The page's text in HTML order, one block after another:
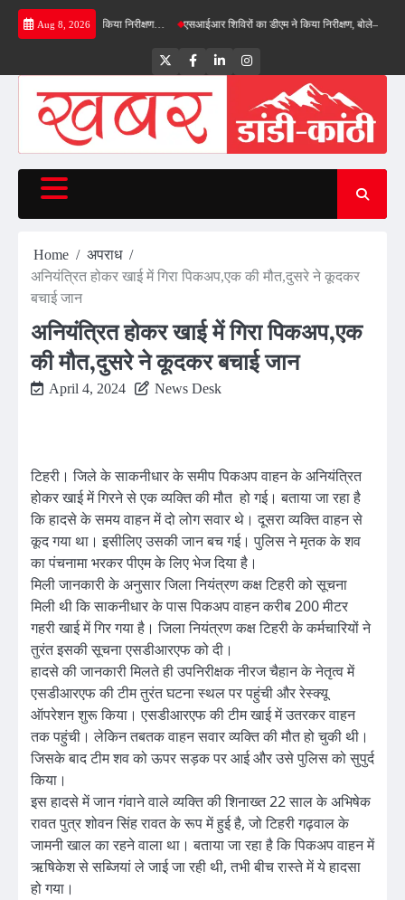
Skip
Aug 8, 2026
का डीएम ने किया निरीक्षण… एसआईआर शिविरों का डीएम ने किया निरीक्षण, बोले—कोई पात्र
TwitterFacebookLinkedInInstagram
Home
अपराध
अनियंत्रित होकर खाई में गिरा पिकअप,एक की मौत,दुसरे ने कूदकर
बचाई जान
अनियंत्रित होकर खाई में गिरा पिकअप,एक
की मौत,दुसरे ने कूदकर बचाई जान
April 4, 2024 News Desk
टिहरी। जिले के साकनीधार के समीप पिकअप वाहन के अनियंत्रित
होकर खाई में गिरने से एक व्यक्ति की मौत हो गई। बताया जा रहा है
कि हादसे के समय वाहन में दो लोग सवार थे। दूसरा व्यक्ति वाहन से
कूद गया था। इसीलिए उसकी जान बच गई। पुलिस ने मृतक के शव
का पंचनामा भरकर पीएम के लिए भेज दिया है।
मिली जानकारी के अनुसार जिला नियंत्रण कक्ष टिहरी को सूचना
मिली थी कि साकनीधार के पास पिकअप वाहन करीब 200 मीटर
गहरी खाई में गिर गया है। जिला नियंत्रण कक्ष टिहरी के कर्मचारियों ने
तुरंत इसकी सूचना एसडीआरएफ को दी।
हादसे की जानकारी मिलते ही उपनिरीक्षक नीरज चैहान के नेतृत्व में
एसडीआरएफ की टीम तुरंत घटना स्थल पर पहुंची और रेस्क्यू
ऑपरेशन शुरू किया। एसडीआरएफ की टीम खाई में उतरकर वाहन
तक पहुंची। लेकिन तबतक वाहन सवार व्यक्ति की मौत हो चुकी थी।
जिसके बाद टीम शव को ऊपर सड़क पर आई और उसे पुलिस को सुपुर्द
किया।
इस हादसे में जान गंवाने वाले व्यक्ति की शिनाख्त 22 साल के अभिषेक
रावत पुत्र शोवन सिंह रावत के रूप में हुई है, जो टिहरी गढ़वाल के
जामनी खाल का रहने वाला था। बताया जा रहा है कि पिकअप वाहन में
ऋषिकेश से सब्जियां ले जाई जा रही थी, तभी बीच रास्ते में ये हादसा
हो गया।